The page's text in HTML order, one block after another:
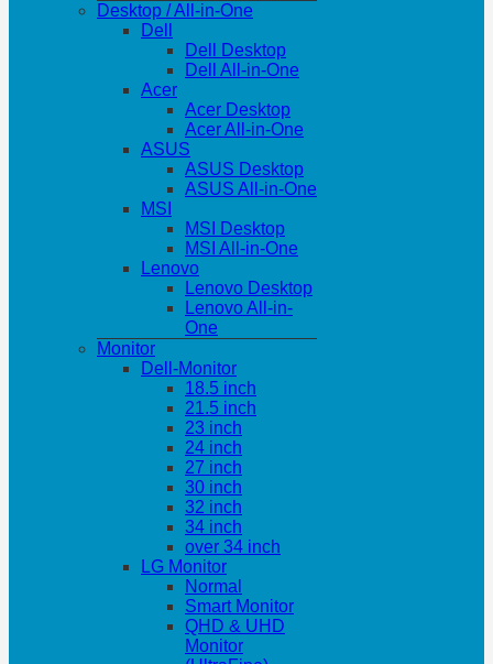
Desktop / All-in-One
Dell
Dell Desktop
Dell All-in-One
Acer
Acer Desktop
Acer All-in-One
ASUS
ASUS Desktop
ASUS All-in-One
MSI
MSI Desktop
MSI All-in-One
Lenovo
Lenovo Desktop
Lenovo All-in-
One
Monitor
Dell-Monitor
18.5 inch
21.5 inch
23 inch
24 inch
27 inch
30 inch
32 inch
34 inch
over 34 inch
LG Monitor
Normal
Smart Monitor
QHD & UHD
Monitor